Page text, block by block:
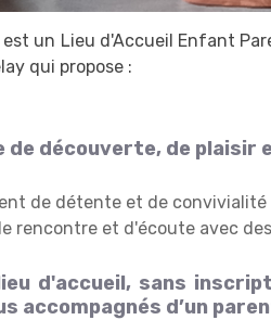
un Lieu d'Accueil Enfant
qui propose :
de découverte, de plaisir
de détente et de convivialité
rencontre et d'écoute avec
d'accueil, sans
accompagnés d’un